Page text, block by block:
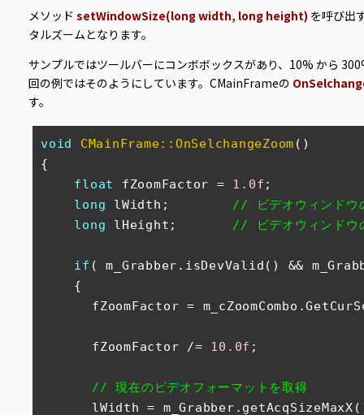
メソッド setWindowSize(long width, long height) を呼び出
タルズームとなります。
サンプルではツールバーにコンボボックスがあり、10% から
回の例ではそのようにしています。CMainFrameの
す。
void CMainFrame::OnSelchangeZoom ()
{
float
fZoomFactor = 1.0f ;
long lWidth; // ビデオウィンドウ
long lHeight; // ビデオウィンドウ
if ( m_Grabber.isDevValid() &&
{
fZoomFactor =
fZoomFactor /= 10.0f
// 現在のビデオフォーマットを取
lWidth =